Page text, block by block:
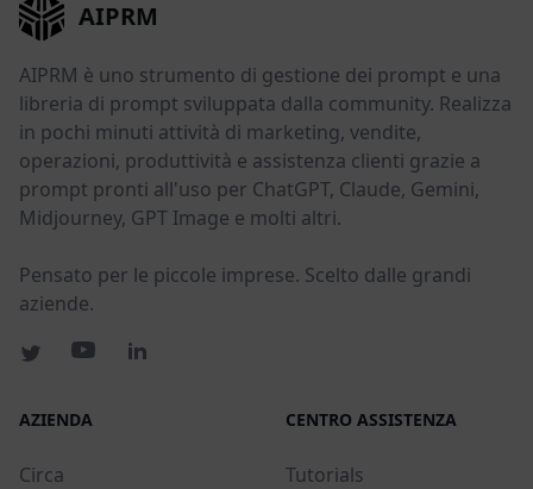
AIPRM
AIPRM è uno strumento di gestione dei prompt e una
libreria di prompt sviluppata dalla community. Realizza
in pochi minuti attività di marketing, vendite,
operazioni, produttività e assistenza clienti grazie a
prompt pronti all'uso per ChatGPT, Claude, Gemini,
Midjourney, GPT Image e molti altri.
Pensato per le piccole imprese. Scelto dalle grandi
aziende.
AZIENDA
Circa
CENTRO ASSISTENZA
Tutorials